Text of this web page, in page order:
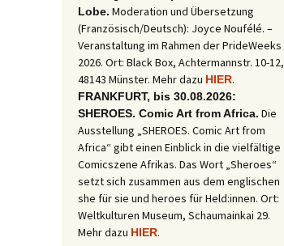
Lobe. Moderation und Übersetzung
(Französisch/Deutsch): Joyce Noufélé. –
Veranstaltung im Rahmen der PrideWeeks
2026. Ort: Black Box, Achtermannstr. 10-12,
48143 Münster. Mehr dazu HIER.
FRANKFURT, bis 30.08.2026:
SHEROES. Comic Art from Africa. Die
Ausstellung „SHEROES. Comic Art from
Africa“ gibt einen Einblick in die vielfältige
Comicszene Afrikas. Das Wort „Sheroes“
setzt sich zusammen aus dem englischen
she für sie und heroes für Held:innen. Ort:
Weltkulturen Museum, Schaumainkai 29.
Mehr dazu HIER.